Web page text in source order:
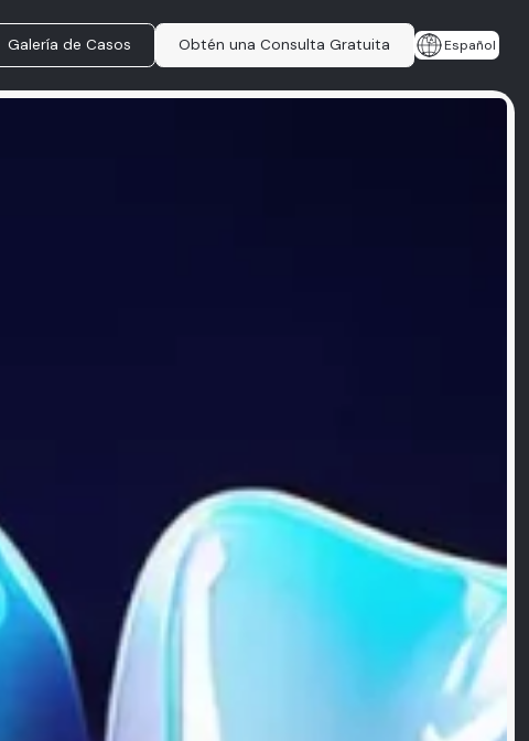
Galería de Casos Obtén una Consulta Gratuita Español